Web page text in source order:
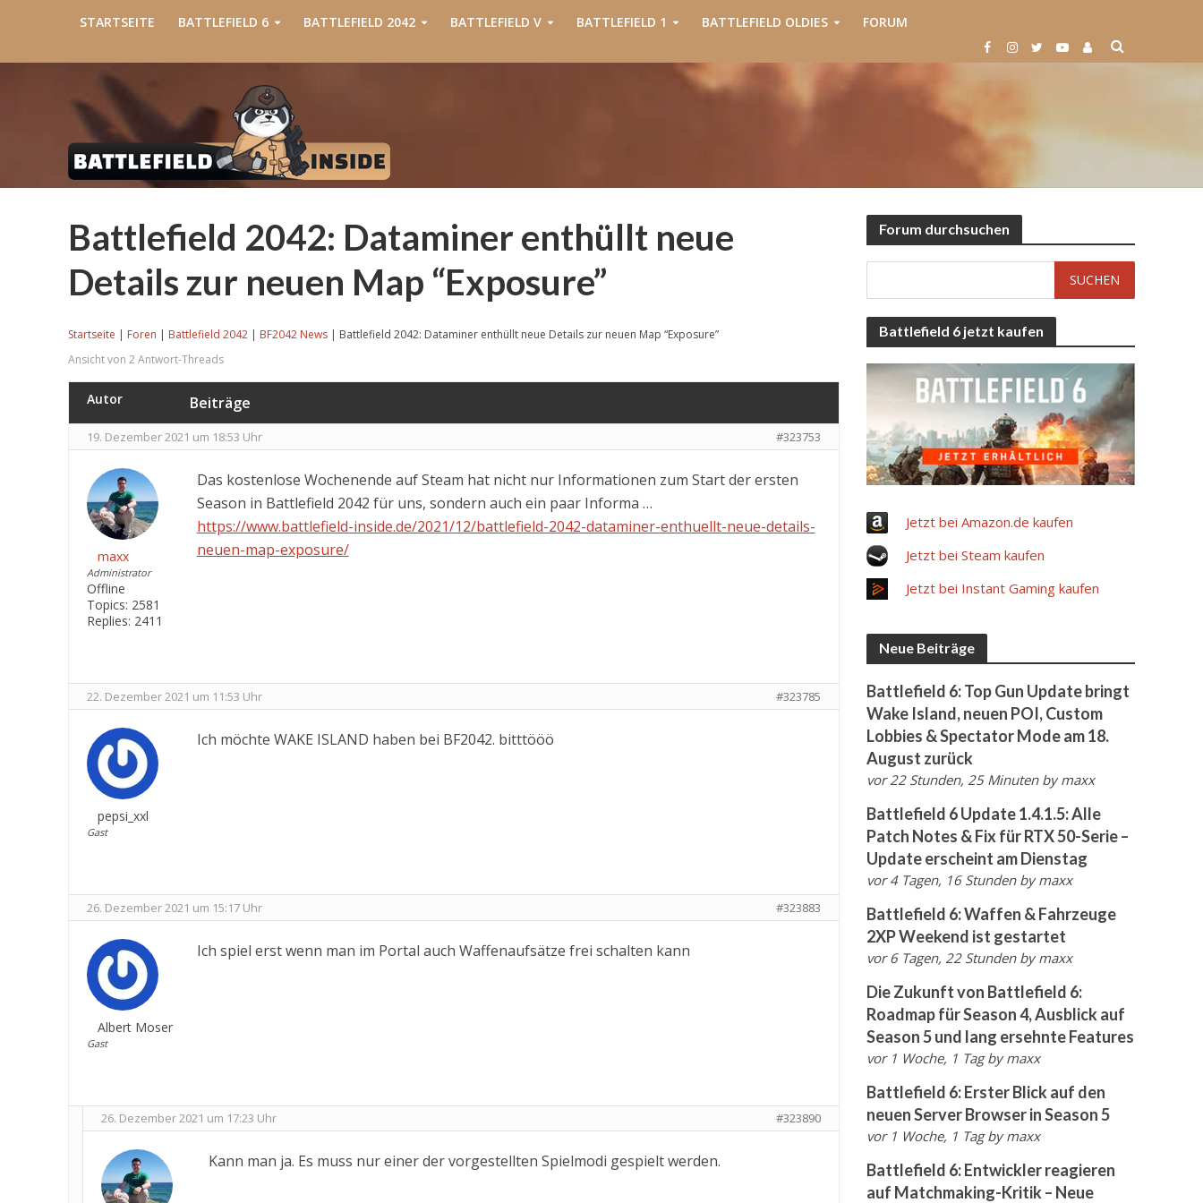
STARTSEITE BATTLEFIELD 6 BATTLEFIELD 2042 BATTLEFIELD V BATTLEFIELD 1 BATTLEFIELD OLDIES FORUM
Battlefield 2042: Dataminer enthüllt neue
Details zur neuen Map “Exposure”
Startseite | Foren | Battlefield 2042 | BF2042 News | Battlefield 2042: Dataminer enthüllt neue Details zur neuen Map “Exposure”
Ansicht von 2 Antwort-Threads
Autor Beiträge
19. Dezember 2021 um 18:53 Uhr #323753
maxx
Administrator
Offline
Topics: 2581
Replies: 2411
Das kostenlose Wochenende auf Steam hat nicht nur Informationen zum Start der ersten
Season in Battlefield 2042 für uns, sondern auch ein paar Informa …
https://www.battlefield-inside.de/2021/12/battlefield-2042-dataminer-enthuellt-neue-details-
neuen-map-exposure/
22. Dezember 2021 um 11:53 Uhr #323785
pepsi_xxl
Gast
Ich möchte WAKE ISLAND haben bei BF2042. bitttööö
26. Dezember 2021 um 15:17 Uhr #323883
Albert Moser
Gast
Ich spiel erst wenn man im Portal auch Waffenaufsätze frei schalten kann
26. Dezember 2021 um 17:23 Uhr #323890
Kann man ja. Es muss nur einer der vorgestellten Spielmodi gespielt werden.
Forum durchsuchen
Battlefield 6 jetzt kaufen
Jetzt bei Amazon.de kaufen
Jetzt bei Steam kaufen
Jetzt bei Instant Gaming kaufen
Neue Beiträge
Battlefield 6: Top Gun Update bringt
Wake Island, neuen POI, Custom
Lobbies & Spectator Mode am 18.
August zurück
vor 22 Stunden, 25 Minuten bymaxx
Battlefield 6 Update 1.4.1.5: Alle
Patch Notes & Fix für RTX 50-Serie –
Update erscheint am Dienstag
vor 4 Tagen, 16 Stunden bymaxx
Battlefield 6: Waffen & Fahrzeuge
2XP Weekend ist gestartet
vor 6 Tagen, 22 Stunden bymaxx
Die Zukunft von Battlefield 6:
Roadmap für Season 4, Ausblick auf
Season 5 und lang ersehnte Features
vor 1 Woche, 1 Tag bymaxx
Battlefield 6: Erster Blick auf den
neuen Server Browser in Season 5
vor 1 Woche, 1 Tag bymaxx
Battlefield 6: Entwickler reagieren
auf Matchmaking-Kritik – Neue